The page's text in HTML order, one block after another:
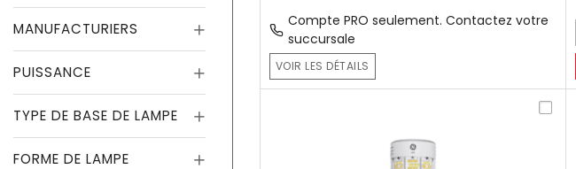
MANUFACTURIERS
PUISSANCE
TYPE DE BASE DE LAMPE
FORME DE LAMPE
Compte PRO seulement. Contactez votre
succursale
VOIR LES DÉTAILS